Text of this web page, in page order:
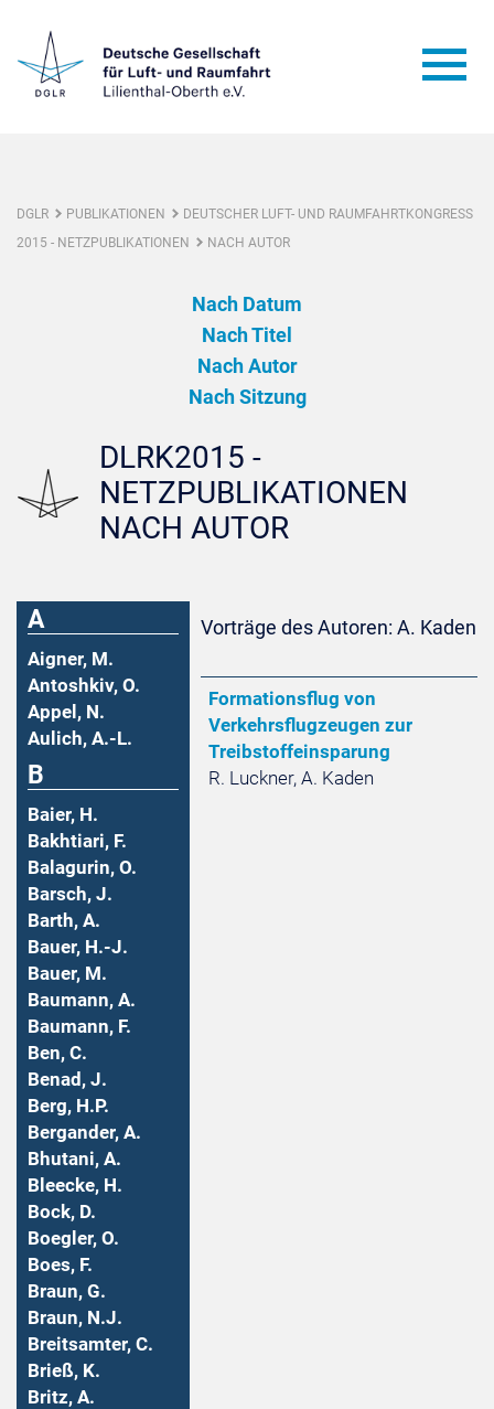
DGLR PUBLIKATIONEN
DEUTSCHER LUFT- UND RAUMFAHRTKONGRESS
2015 - NETZPUBLIKATIONEN
NACH AUTOR
Nach Datum
Nach Titel
Nach Autor
Nach Sitzung
DLRK2015 -
NETZPUBLIKATIONEN
NACH AUTOR
A
Aigner, M.
Antoshkiv, O.
Appel, N.
Aulich, A.-L.
B
Baier, H.
Bakhtiari, F.
Balagurin, O.
Barsch, J.
Barth, A.
Bauer, H.-J.
Bauer, M.
Baumann, A.
Baumann, F.
Ben, C.
Benad, J.
Berg, H.P.
Bergander, A.
Bhutani, A.
Bleecke, H.
Bock, D.
Boegler, O.
Boes, F.
Braun, G.
Braun, N.J.
Breitsamter, C.
Brieß, K.
Britz, A.
Vorträge des Autoren: A. Kaden
Formationsflug von
Verkehrsflugzeugen zur
Treibstoffeinsparung
R. Luckner, A. Kaden